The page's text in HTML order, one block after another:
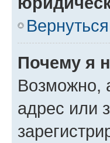
Почему я
Возможно,
адрес или